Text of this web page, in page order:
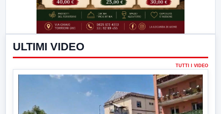
ULTIMI VIDEO
TUTTI I VIDEO